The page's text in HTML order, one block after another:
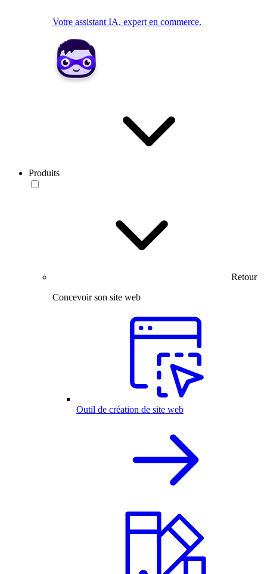
Votre assistant IA, expert en commerce.
Produits
Retour
Concevoir son site web
Outil de création de site web